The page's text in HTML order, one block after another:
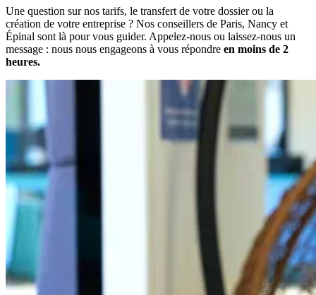
Une question sur nos tarifs, le transfert de votre dossier ou la
création de votre entreprise ? Nos conseillers de Paris, Nancy et
Épinal sont là pour vous guider. Appelez-nous ou laissez-nous un
message : nous nous engageons à vous répondre en moins de 2
heures.